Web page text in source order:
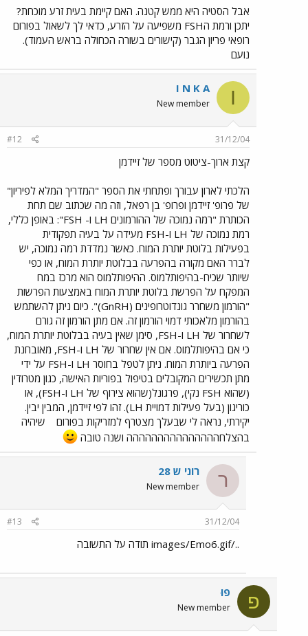
אבל הסטיה היא ממש קטנה. האם קיימת בעית זרע מוכחת?
יתכן ורמת הFSH משפיעה על הזרע, כדאי לך לשאול בפורום
רופאי פריון הגבר (קישורים בשורה הכחולה בראש העמוד).
נועם
I
I N K A
New member
31/12/04
#12
קצת ארוך-ציטוט מספר של זיידמן
הלכתי לארון עבורך ופתחתי את הספר "המדריך המלא לפיריון"
של פרופ' זיידמן ופרופ' בן רפאל, וזה מה שכתוב שם תחת
הכותרת "רמה נמוכה של ההורמונים LH ו- FSH": באופן כללי,
רמת נמוכה של LH ו-FSH מעידה על בעיה תפקודית
בפעילות בלוטת יותרת המוח. כאשר נמדדת רמה נמוכה, יש
לברר האם מקורה בהפרעה בבלוטת יותרת המוח, או כפי
שיותר שכיח-בהיפותלמוס. ההיפותלמוס הוא מרכז במח
המפקח על הפרשת בלוטת יותרת המוח באמצעות הפרשות
"הורמון משחרר גונדוטרופינים (GnRH)". כיום ניתן להשתמש
בהורמון מלאכותי דמוי הורמון זה. אם מתן הורמון זה גורם
לשחרור של LH ו-FSH, סימן שאין בעיה בבלוטת יותרת המוח,
כי אם בהיפותלמוס. אם אין שחרור של LH ו-FSH, מאובחנת
הפרעה ביותרת המוח. ניתן לטפל בחוסר LH ו-FSH על ידי
מתן תכשירים המקובלים בטיפול בפוריות האישה, כגון מטרודין
(שהוא FSH נקי), פרגונל(שהוא צירוף של LH ו-FSH), או
כוריגון (בעל פעילות דמויית LH). זהו לפי זיידמן, המבין יבין.
יקירתי, נראה לי שבעלך מצטרף למזריקות בפורום
שיהיה
בהצלחההההההההההההההה ושנה טובה
ר רוני ש 28
New member
31/12/04
#13
../images/Emo6.gif תודה על התשובה
פ פוּ
New member